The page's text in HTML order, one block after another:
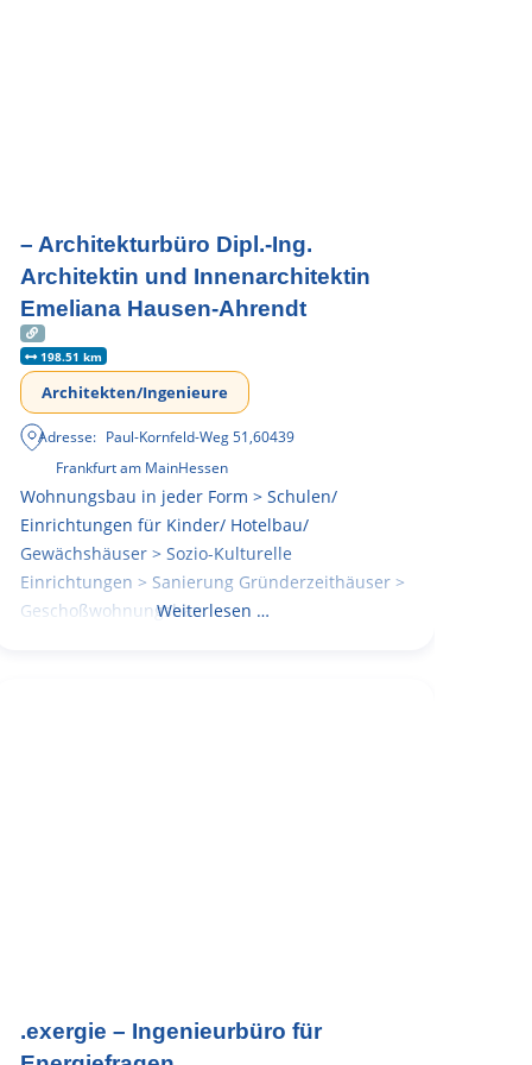
– Architekturbüro Dipl.-Ing.
Architektin und Innenarchitektin
Emeliana Hausen-Ahrendt
198.51 km
Architekten/Ingenieure
Adresse: Paul-Kornfeld-Weg 51,60439
Frankfurt am MainHessen
Wohnungsbau in jeder Form > Schulen/
Einrichtungen für Kinder/ Hotelbau/
Gewächshäuser > Sozio-Kulturelle
Einrichtungen > Sanierung Gründerzeithäuser >
GeschoßwohnungsbauWeiterlesen …
.exergie – Ingenieurbüro für